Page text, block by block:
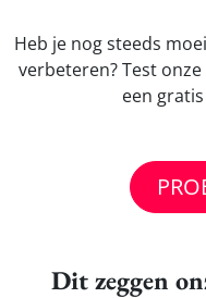
Heb je nog steeds
verbeteren? Test
een
Dit zeggen